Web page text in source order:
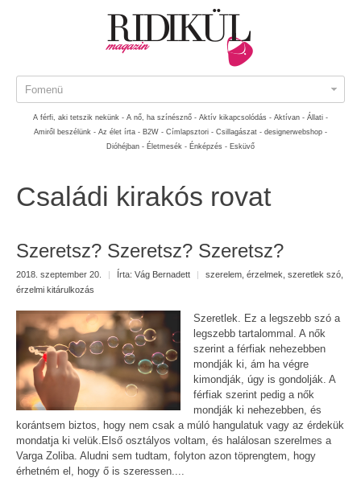
Fomenü
A férfi, aki tetszik nekünk - A nő, ha színésznő - Aktív kikapcsolódás - Aktívan - Állati -
Amiről beszélünk - Az élet írta - B2W - Címlapsztori - Csillagászat - designerwebshop -
Dióhéjban - Életmesék - Énképzés - Esküvő
Családi kirakós rovat
Szeretsz? Szeretsz? Szeretsz?
2018. szeptember 20. | Írta: Vág Bernadett | szerelem érzelmek szeretlek szó
érzelmi kitárulkozás
Szeretlek. Ez a legszebb szó a
legszebb tartalommal. A nők
szerint a férfiak nehezebben
mondják ki, ám ha végre
kimondják, úgy is gondolják. A
férfiak szerint pedig a nők
mondják ki nehezebben, és
korántsem biztos, hogy nem csak a múló hangulatuk vagy az érdekük
mondatja ki velük.Első osztályos voltam, és halálosan szerelmes a
Varga Zoliba. Aludni sem tudtam, folyton azon töprengtem, hogy
érhetném el, hogy ő is szeressen....